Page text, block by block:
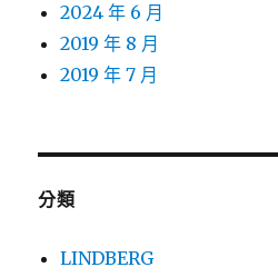
2024 年 6 月
2019 年 8 月
2019 年 7 月
分類
LINDBERG